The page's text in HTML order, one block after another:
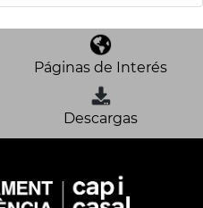
Páginas de Interés
Descargas